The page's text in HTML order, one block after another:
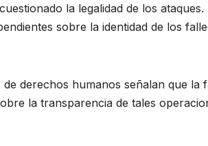
la legalidad de los
sobre la identidad de los
de derechos humanos señalan que la
la transparencia de tales